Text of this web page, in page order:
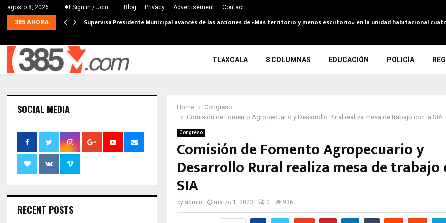
agosto 8, 2026 Sign in / Join Blog Privacy Advertisement Contact
385 AHORA Supervisa Presidente Municipal avances de las acciones de «Más territorio y menos escritorio» en la unidad habitacional
TLAXCALA 8 COLUMNAS EDUCACIÓN POLICÍA
Home
Congreso
Comisión de Fomento Agropecuario y Desarrollo Rural realiza mesa de trabajo con la SIA
Congreso
Comisión de Fomento Agropecuario y
Desarrollo Rural realiza mesa de trabajo
SIA
by admin marzo 1, 2023 0 936
SOCIAL MEDIA
RECENT POSTS